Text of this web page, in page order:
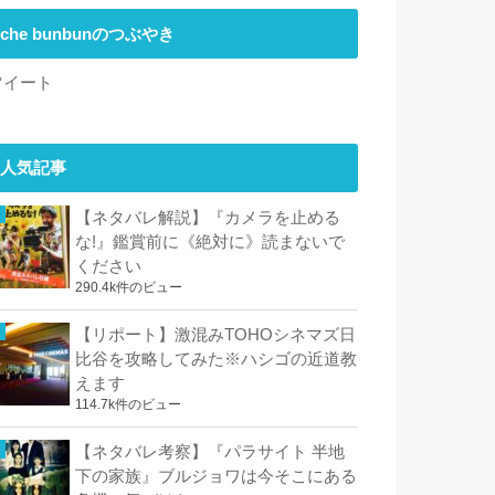
che bunbunのつぶやき
ート
人気記事
【ネタバレ解説】『カメラを止める
な!』鑑賞前に《絶対に》読まないで
ください
290.4k件のビュー
【リポート】激混みTOHOシネマズ日
比谷を攻略してみた※ハシゴの近道教
えます
114.7k件のビュー
【ネタバレ考察】『パラサイト 半地
下の家族』ブルジョワは今そこにある